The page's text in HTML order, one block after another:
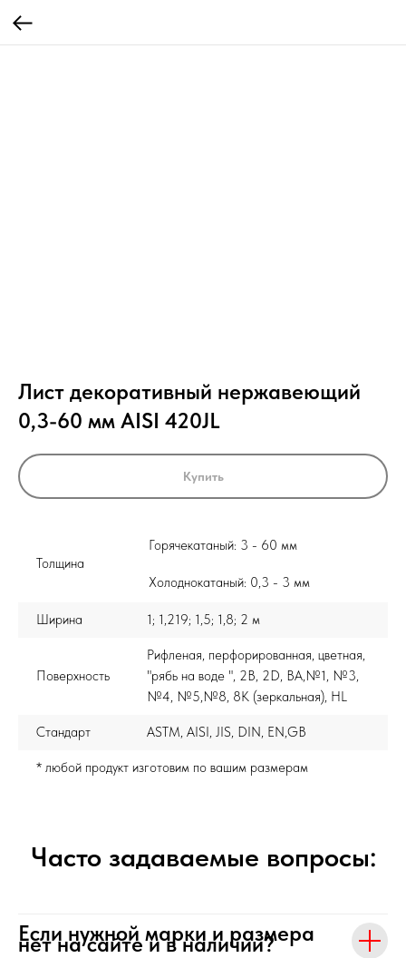
Лист декоративный нержавеющий
0,3-60 мм AISI 420JL
Купить
Толщина
Горячекатаный: 3 - 60 мм
Холоднокатаный: 0,3 - 3 мм
Ширина 1; 1,219; 1,5; 1,8; 2 м
Поверхность
Рифленая, перфорированная, цветная,
"рябь на воде ", 2B, 2D, BA,№1, №3,
№4, №5,№8, 8K (зеркальная), HL
Стандарт ASTM, AISI, JIS, DIN, EN,GB
* любой продукт изготовим по вашим размерам
Часто задаваемые вопросы:
Если нужной марки и размера
нет на сайте и в наличии?